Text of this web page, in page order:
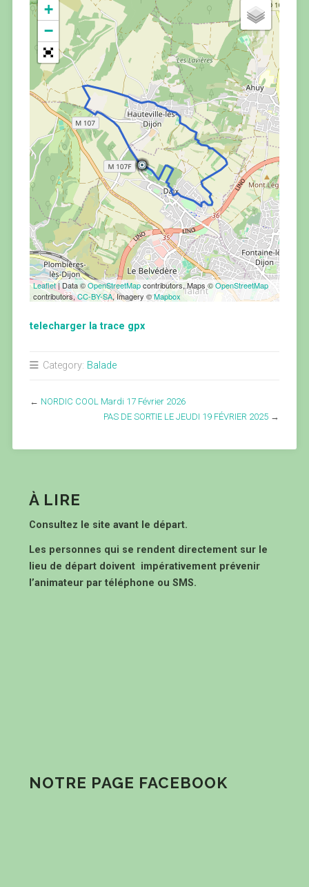
+
−
Leaflet| Data ©OpenStreetMapcontributors, Maps ©OpenStreetMap
contributors,CC-BY-SA, Imagery ©Mapbox
telecharger la trace gpx
Category: Balade
← NORDIC COOL Mardi 17 Février 2026
PAS DE SORTIE LE JEUDI 19 FÉVRIER 2025 →
À LIRE
Consultez le site avant le départ.
Les personnes qui se rendent directement sur le
lieu de départ doivent impérativement prévenir
l’animateur par téléphone ou SMS.
NOTRE PAGE FACEBOOK